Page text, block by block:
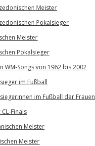
Meister
Pokalsieger
Meister
Pokalsieger
WM-Songs von 1962 bis 2002
im Fußball
im Fußball der Frauen
Finals
Meister
Meister